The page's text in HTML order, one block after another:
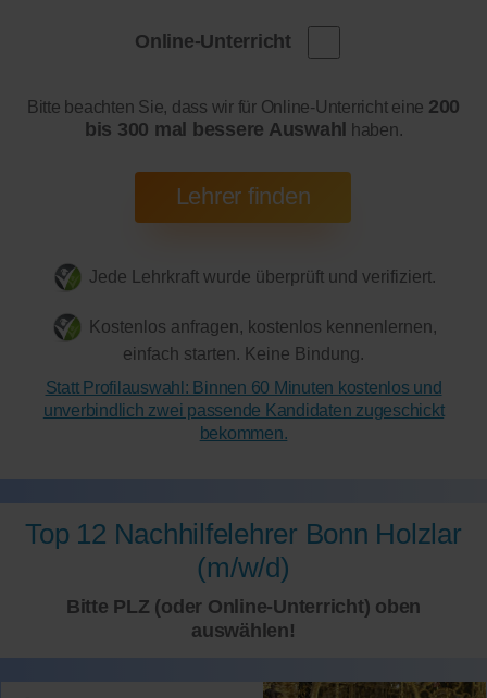
Online-Unterricht
Bitte beachten Sie, dass wir für Online-Unterricht eine 200
bis 300 mal bessere Auswahl haben.
Jede Lehrkraft wurde überprüft und verifiziert.
Kostenlos anfragen, kostenlos kennenlernen,
einfach starten. Keine Bindung.
Statt Profilauswahl: Binnen 60 Minuten kostenlos und
unverbindlich zwei passende Kandidaten zugeschickt
bekommen.
Top 12 Nachhilfelehrer Bonn Holzlar
(m/w/d)
Bitte PLZ (oder Online-Unterricht) oben
auswählen!